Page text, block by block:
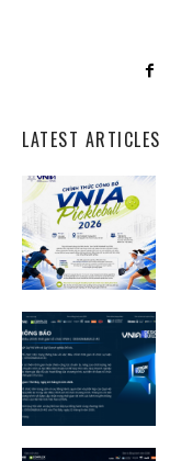
LATEST ARTICLES